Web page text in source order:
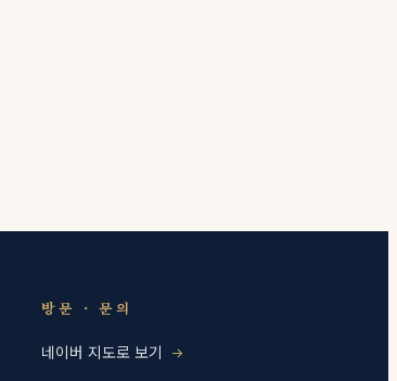
방문 · 문의
네이버 지도로 보기